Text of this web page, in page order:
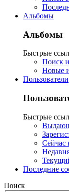
Альбомы
Альбомы
Быстрые
Поиск
Новые
Пользователи
Быстрые
Сейчас
Последние
Поиск